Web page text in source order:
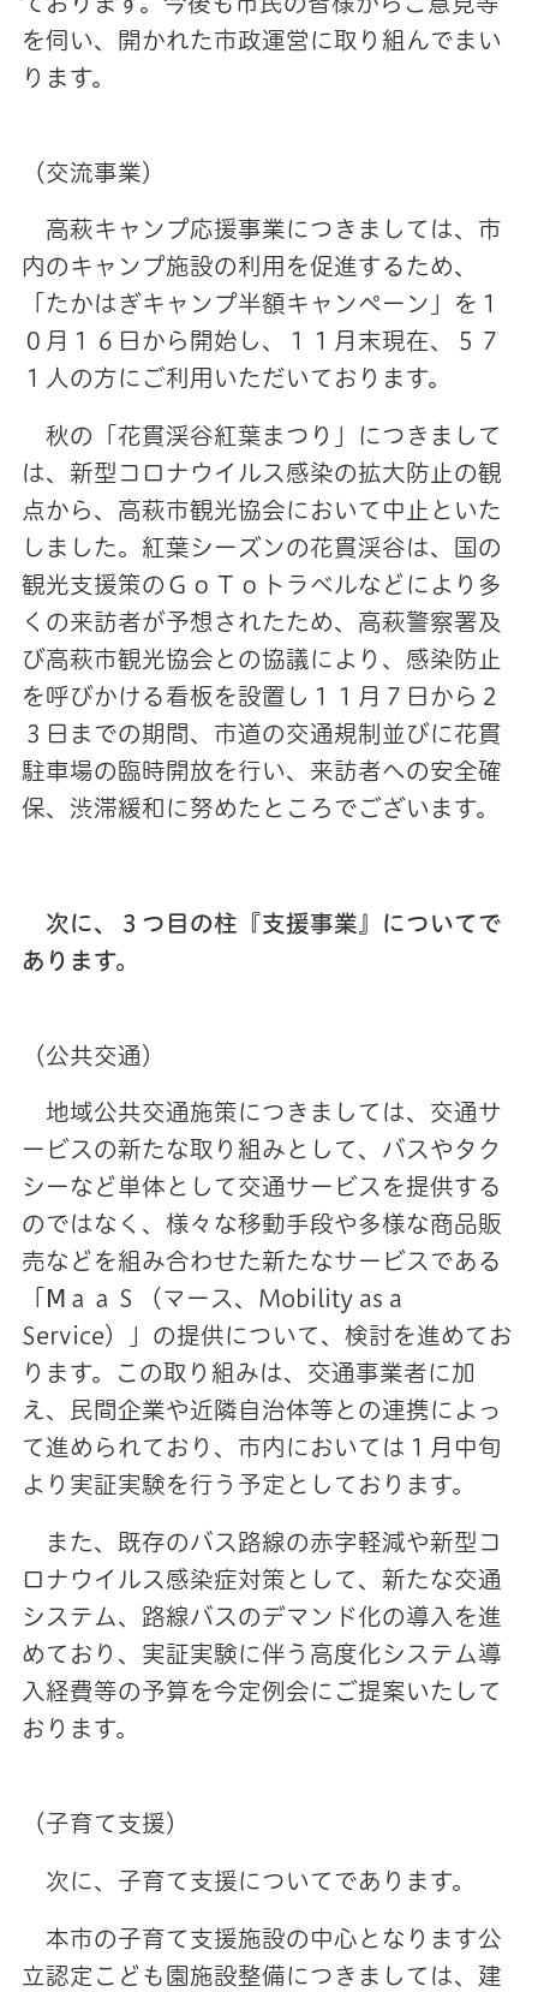
を伺い、開かれた市政運営に取り組んでまい
ります。
（交流事業）
高萩キャンプ応援事業につきましては、市
内のキャンプ施設の利用を促進するため、
「たかはぎキャンプ半額キャンペーン」を１
０月１６日から開始し、１１月末現在、５７
１人の方にご利用いただいております。
秋の「花貫渓谷紅葉まつり」につきまして
は、新型コロナウイルス感染の拡大防止の観
点から、高萩市観光協会において中止といた
しました。紅葉シーズンの花貫渓谷は、国の
観光支援策のＧоＴоトラベルなどにより多
くの来訪者が予想されたため、高萩警察署及
び高萩市観光協会との協議により、感染防止
を呼びかける看板を設置し１１月７日から２
３日までの期間、市道の交通規制並びに花貫
駐車場の臨時開放を行い、来訪者への安全確
保、渋滞緩和に努めたところでございます。
次に、３つ目の柱『支援事業』についてで
あります。
（公共交通）
地域公共交通施策につきましては、交通サ
ービスの新たな取り組みとして、バスやタク
シーなど単体として交通サービスを提供する
のではなく、様々な移動手段や多様な商品販
売などを組み合わせた新たなサービスである
「ⅯａａＳ（マース、Mobility as a
Service）」の提供について、検討を進めてお
ります。この取り組みは、交通事業者に加
え、民間企業や近隣自治体等との連携によっ
て進められており、市内においては１月中旬
より実証実験を行う予定としております。
また、既存のバス路線の赤字軽減や新型コ
ロナウイルス感染症対策として、新たな交通
システム、路線バスのデマンド化の導入を進
めており、実証実験に伴う高度化システム導
入経費等の予算を今定例会にご提案いたして
おります。
（子育て支援）
次に、子育て支援についてであります。
本市の子育て支援施設の中心となります公
立認定こども園施設整備につきましては、建